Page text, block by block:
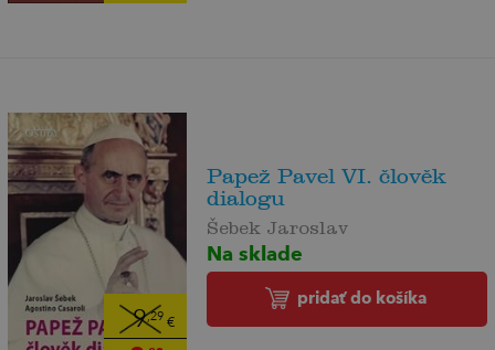
9,29 €
Papež Pavel VI. člověk
dialogu
Šebek Jaroslav
Na sklade
pridať do košíka